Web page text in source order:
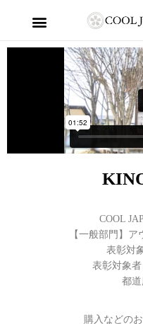
COOL
【一般部門】
表彰対
表彰対象
都
購入などの